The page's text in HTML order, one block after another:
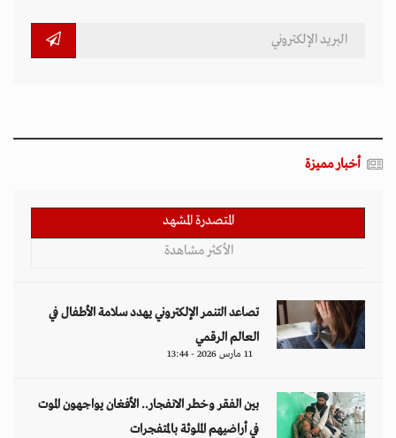
أخبار مميزة
المتصدرة المشهد
الأكثر مشاهدة
تصاعد التنمر الإلكتروني يهدد سلامة الأطفال في
العالم الرقمي
11 مارس 2026 - 13:44
بين الفقر وخطر الانفجار.. الأفغان يواجهون الموت
في أراضيهم الملوثة بالمتفجرات